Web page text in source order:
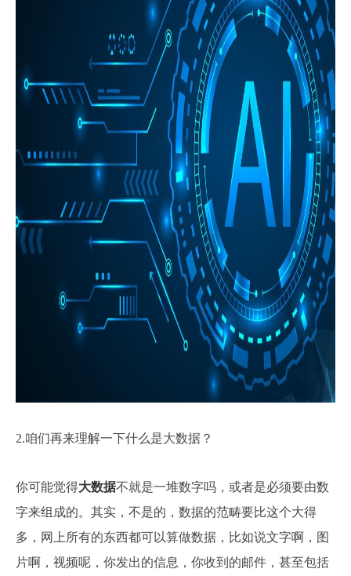
2.咱们再来理解一下什么是大数据？
你可能觉得大数据不就是一堆数字吗，或者是必须要由数
字来组成的。其实，不是的，数据的范畴要比这个大得
多，网上所有的东西都可以算做数据，比如说文字啊，图
片啊，视频呢，你发出的信息，你收到的邮件，甚至包括